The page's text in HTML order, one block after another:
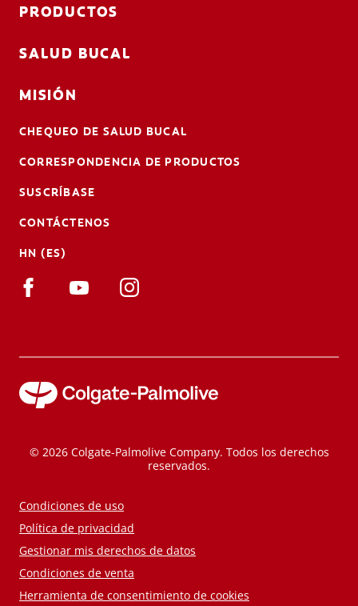
PRODUCTOS
SALUD BUCAL
MISIÓN
CHEQUEO DE SALUD BUCAL
CORRESPONDENCIA DE PRODUCTOS
SUSCRÍBASE
CONTÁCTENOS
HN (ES)
© 2026 Colgate-Palmolive Company. Todos los derechos
reservados.
Condiciones de uso
Política de privacidad
Gestionar mis derechos de datos
Condiciones de venta
Herramienta de consentimiento de cookies